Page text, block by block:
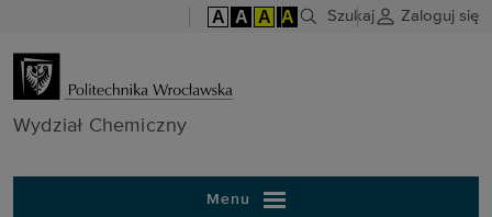
A A A A Szukaj Zaloguj się
Wydział
Wydział Chemiczny
Menu